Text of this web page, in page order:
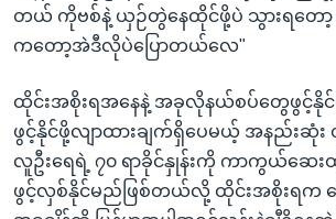
တယ် ကိုဗစ်နဲ့ ယှဉ်တွဲနေထိုင်ဖို့ပဲ သွားရတော့
ကတော့အဲဒီလိုပဲပြောတယ်လေ"
ထိုင်းအစိုးရအနေနဲ့ အခုလိုနယ်စပ်တွေဖွင့်နို
ဖွင့်နိုင်ဖို့လျာထားချက်ရှိပေမယ့် အနည်းဆုံး
လူဦးရေရဲ့ ၇၀ ရာခိုင်နှုန်းကို ကာကွယ်ဆေးထို
ဖွင့်လှစ်နိုင်မည်ဖြစ်တယ်လို့ ထိုင်းအစိုးရက ပ